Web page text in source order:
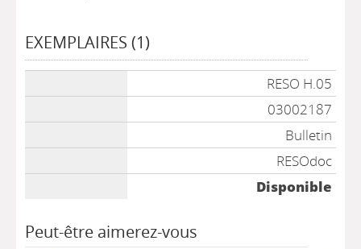
EXEMPLAIRES (1)
RESO H.05
03002187
Bulletin
RESOdoc
Disponible
Peut-être aimerez-vous